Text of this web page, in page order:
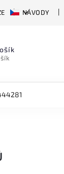
NÁVODY